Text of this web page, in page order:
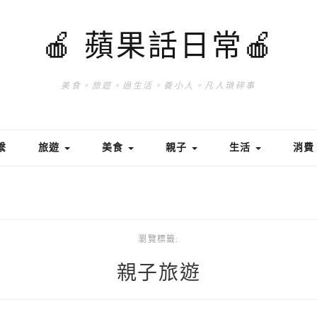
🍎 蘋果話日常🍎
美食。旅遊。過生活。養小人。凡人瑣碎事
旅遊 美食 親子 生活 消費
瀏覽標籤:
親子旅遊